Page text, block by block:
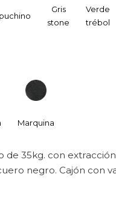
Gris
stone
Verde
trébol
Marquina
de 35kg. con
negro. Cajón con